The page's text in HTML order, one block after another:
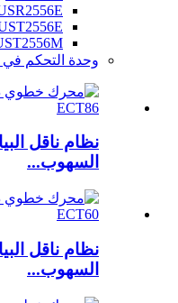
وحدة التحكم
نظام ناقل
السهوب...
نظام ناقل
السهوب...